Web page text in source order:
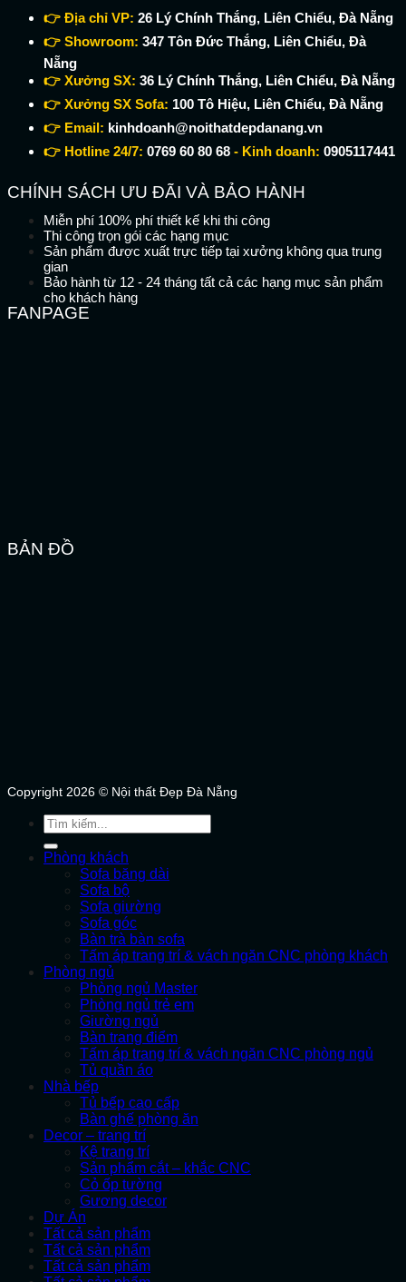
👉 Địa chỉ VP: 26 Lý Chính Thắng, Liên Chiểu, Đà Nẵng
👉 Showroom: 347 Tôn Đức Thắng, Liên Chiểu, Đà
Nẵng
👉 Xưởng SX: 36 Lý Chính Thắng, Liên Chiểu, Đà Nẵng
👉 Xưởng SX Sofa: 100 Tô Hiệu, Liên Chiểu, Đà Nẵng
👉 Email: kinhdoanh@noithatdepdanang.vn
👉 Hotline 24/7: 0769 60 80 68 - Kinh doanh: 0905117441
CHÍNH SÁCH ƯU ĐÃI VÀ BẢO HÀNH
Miễn phí 100% phí thiết kế khi thi công
Thi công trọn gói các hạng mục
Sản phẩm được xuất trực tiếp tại xưởng không qua trung
gian
Bảo hành từ 12 - 24 tháng tất cả các hạng mục sản phẩm
cho khách hàng
FANPAGE
BẢN ĐỒ
Copyright 2026 © Nội thất Đẹp Đà Nẵng
Tìm
kiếm:
Phòng khách
Sofa băng dài
Sofa bộ
Sofa giường
Sofa góc
Bàn trà bàn sofa
Tấm áp trang trí & vách ngăn CNC phòng khách
Phòng ngủ
Phòng ngủ Master
Phòng ngủ trẻ em
Giường ngủ
Bàn trang điểm
Tấm áp trang trí & vách ngăn CNC phòng ngủ
Tủ quần áo
Nhà bếp
Tủ bếp cao cấp
Bàn ghế phòng ăn
Decor – trang trí
Kệ trang trí
Sản phẩm cắt – khắc CNC
Cỏ ốp tường
Gương decor
Dự Án
Tất cả sản phẩm
Tất cả sản phẩm
Tất cả sản phẩm